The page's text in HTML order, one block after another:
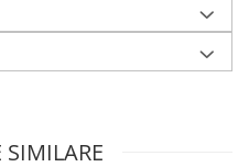
SIMILARE